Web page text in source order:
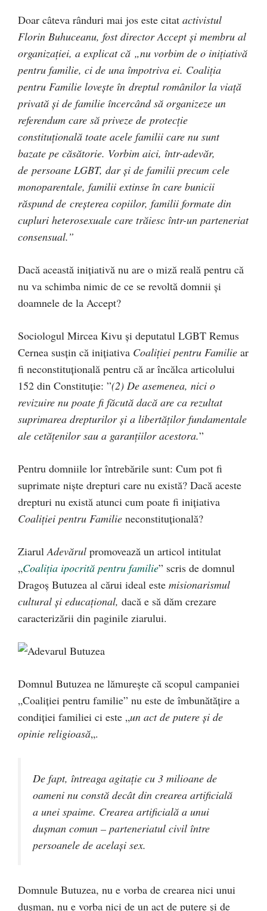
Doar câteva rânduri mai jos este citat activistul
Florin Buhuceanu, fost director Accept și membru al
organizației, a explicat că „nu vorbim de o inițiativă
pentru familie, ci de una împotriva ei. Coaliția
pentru Familie lovește în dreptul românilor la viață
privată și de familie încercând să organizeze un
referendum care să priveze de protecție
constituțională toate acele familii care nu sunt
bazate pe căsătorie. Vorbim aici, într-adevăr,
de persoane LGBT, dar și de familii precum cele
monoparentale, familii extinse în care bunicii
răspund de creșterea copiilor, familii formate din
cupluri heterosexuale care trăiesc într-un parteneriat
consensual.”
Dacă această inițiativă nu are o miză reală pentru că
nu va schimba nimic de ce se revoltă domnii și
doamnele de la Accept?
Sociologul Mircea Kivu și deputatul LGBT Remus
Cernea susțin că inițiativa Coaliției pentru Familie ar
fi neconstituțională pentru că ar încălca articolului
152 din Constituție: ”(2) De asemenea, nici o
revizuire nu poate fi făcută dacă are ca rezultat
suprimarea drepturilor şi a libertăţilor fundamentale
ale cetăţenilor sau a garanţiilor acestora.”
Pentru domniile lor întrebările sunt: Cum pot fi
suprimate niște drepturi care nu există? Dacă aceste
drepturi nu există atunci cum poate fi inițiativa
Coaliției pentru Familie neconstituțională?
ZiarulAdevărul promovează un articol intitulat
„Coaliția ipocrită pentru familie” scris de domnul
Dragoș Butuzea al cărui ideal este misionarismul
cultural și educațional, dacă e să dăm crezare
caracterizării din paginile ziarului.
Domnul Butuzea ne lămurește că scopul campaniei
„Coaliției pentru familie” nu este de îmbunătățire a
condiției familiei ci este „un act de putere și de
opinie religioasă„.
De fapt, întreaga agitaţie cu 3 milioane de
oameni nu constă decât din crearea artificială
a unei spaime. Crearea artificială a unui
duşman comun – parteneriatul civil între
persoanele de acelaşi sex.
Domnule Butuzea, nu e vorba de crearea nici unui
dușman, nu e vorba nici de un act de putere și de